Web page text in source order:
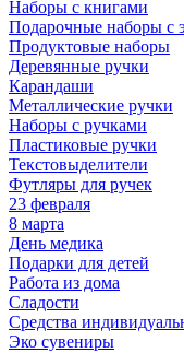
Наборы с книгами
Подарочные наборы с
Продуктовые наборы
Деревянные ручки
Карандаши
Металлические ручки
Наборы с ручками
Пластиковые ручки
Текстовыделители
Футляры для ручек
23 февраля
8 марта
День медика
Подарки для детей
Работа из дома
Сладости
Средства
Эко сувениры